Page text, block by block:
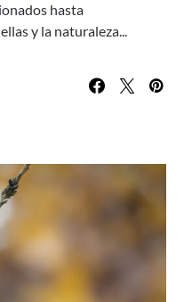
hasta
y la naturaleza...